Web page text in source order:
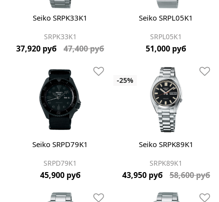
Seiko SRPK33K1
SRPK33K1
37,920 руб 47,400 руб
Seiko SRPL05K1
SRPL05K1
51,000 руб
Seiko SRPD79K1
SRPD79K1
45,900 руб
Seiko SRPK89K1
SRPK89K1
43,950 руб 58,600 руб